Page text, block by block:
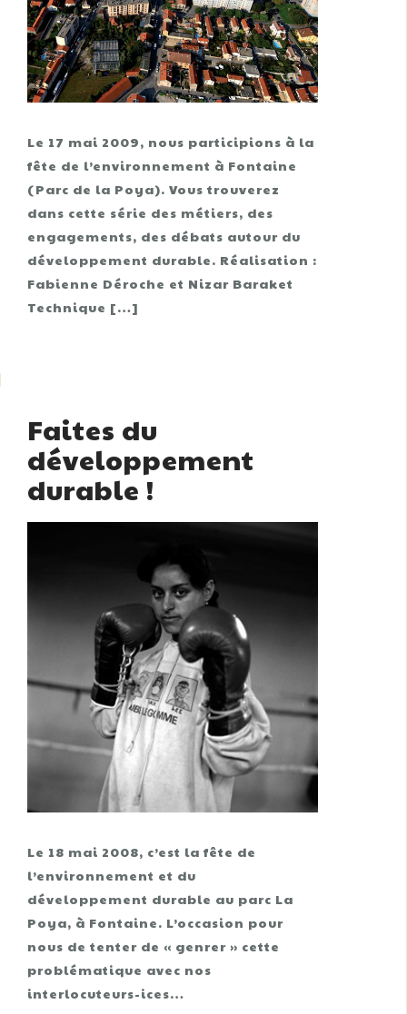
Le 17 mai 2009, nous participions à la
fête de l’environnement à Fontaine
(Parc de la Poya). Vous trouverez
dans cette série des métiers, des
engagements, des débats autour du
développement durable. Réalisation :
Fabienne Déroche et Nizar Baraket
Technique […]
Faites du
développement
durable !
Le 18 mai 2008, c’est la fête de
l’environnement et du
développement durable au parc La
Poya, à Fontaine. L’occasion pour
nous de tenter de « genrer » cette
problématique avec nos
interlocuteurs-ices…